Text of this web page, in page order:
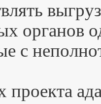
органов
с
проекта